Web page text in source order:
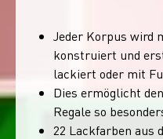
Jeder Korpus wird
konstruiert und
lackiert oder mit
Dies ermöglicht
Regale so
22 Lackfarben aus